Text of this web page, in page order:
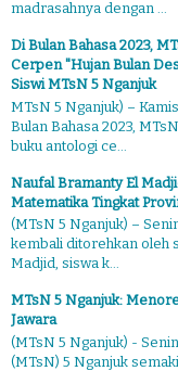
madrasahnya dengan ...
Di Bulan Bahasa 2023,
Cerpen "Hujan Bulan
Siswi MTsN 5 Nganjuk
MTsN 5 Nganjuk) –
Bulan Bahasa 2023,
buku antologi ce...
Naufal Bramanty El
Matematika Tingkat
(MTsN 5 Nganjuk) –
kembali ditorehkan oleh
Madjid, siswa k...
MTsN 5 Nganjuk:
Jawara
(MTsN 5 Nganjuk) -
(MTsN) 5 Nganjuk